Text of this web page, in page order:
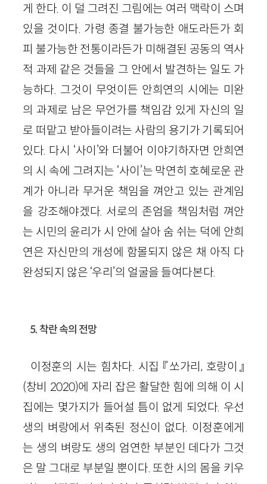
게 한다. 이 덜 그려진 그림에는 여러 맥락이 스며
있을 것이다. 가령 종결 불가능한 애도라든가 회
피 불가능한 전통이라든가 미해결된 공동의 역사
적 과제 같은 것들을 그 안에서 발견하는 일도 가
능하다. 그것이 무엇이든 안희연의 시에는 미완
의 과제로 남은 무언가를 책임감 있게 자신의 일
로 떠맡고 받아들이려는 사람의 용기가 기록되어
있다. 다시 ‘사이’와 더불어 이야기하자면 안희연
의 시 속에 그려지는 ‘사이’는 막연히 호혜로운 관
계가 아니라 무거운 책임을 껴안고 있는 관계임
을 강조해야겠다. 서로의 존엄을 책임처럼 껴안
는 시민의 윤리가 시 안에 살아 숨 쉬는 덕에 안희
연은 자신만의 개성에 함몰되지 않은 채 아직 다
완성되지 않은 ‘우리’의 얼굴을 들여다본다.
5. 착란 속의 전망
이정훈의 시는 힘차다. 시집 『쏘가리, 호랑이』
(창비 2020)에 자리 잡은 활달한 힘에 의해 이 시
집에는 몇가지가 들어설 틈이 없게 되었다. 우선
생의 벼랑에서 위축된 정신이 없다. 이정훈에게
는 생의 벼랑도 생의 엄연한 부분인 데다가 그것
은 말 그대로 부분일 뿐이다. 또한 시의 몸을 키우